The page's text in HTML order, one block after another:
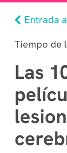
Entrada
Tiempo de
Las